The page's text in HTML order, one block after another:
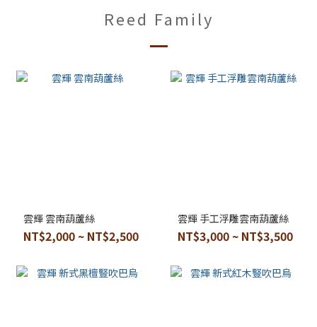
Reed Family
雲輝 雲南葫蘆絲
NT$2,000 ~ NT$2,500
雲輝 手工浮雕雲南葫蘆絲
NT$3,000 ~ NT$3,500